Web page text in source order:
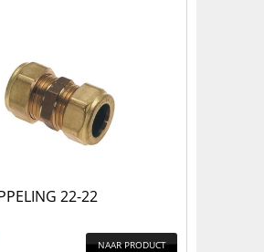
22-22
NAAR PRODUCT